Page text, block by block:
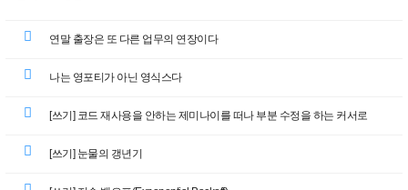
연말 출장은 또 다른 업무의 연장이다
나는 영포티가 아닌 영식스다
[쓰기] 코드 재사용을 안하는 제미나이를 떠나 부분 수정을 하는 커서로
[쓰기] 눈물의 갱년기